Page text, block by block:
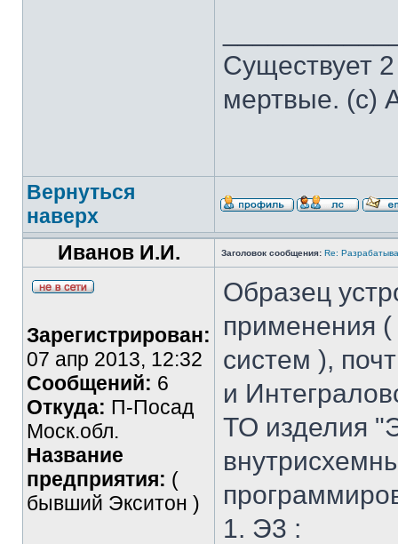
Существует
мертвые. (с)
Вернуться
наверх
Иванов И.И.
Заголовок сообщения: Re:
Зарегистрирован:
07 апр 2013, 12:32
Сообщений: 6
Откуда: П-Посад
Моск.обл.
Название
предприятия: (
бывший Экситон )
Образец
применения
систем ),
и
ТО изделия
1. Э3 :